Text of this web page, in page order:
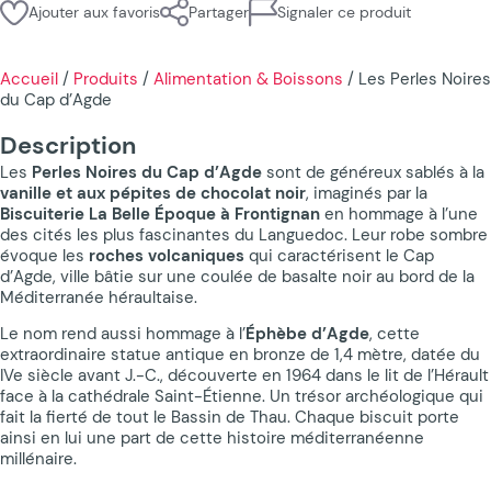
Ajouter aux favoris Partager Signaler ce produit
Accueil / Produits / Alimentation & Boissons / Les Perles Noires
du Cap d’Agde
Description
Les Perles Noires du Cap d’Agde sont de généreux sablés à la
vanille et aux pépites de chocolat noir, imaginés par la
Biscuiterie La Belle Époque à Frontignan en hommage à l’une
des cités les plus fascinantes du Languedoc. Leur robe sombre
évoque les roches volcaniques qui caractérisent le Cap
d’Agde, ville bâtie sur une coulée de basalte noir au bord de la
Méditerranée héraultaise.
Le nom rend aussi hommage à l’Éphèbe d’Agde, cette
extraordinaire statue antique en bronze de 1,4 mètre, datée du
IVe siècle avant J.-C., découverte en 1964 dans le lit de l’Hérault
face à la cathédrale Saint-Étienne. Un trésor archéologique qui
fait la fierté de tout le Bassin de Thau. Chaque biscuit porte
ainsi en lui une part de cette histoire méditerranéenne
millénaire.